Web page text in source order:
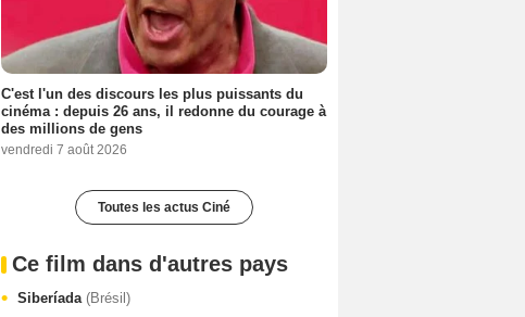
C'est l'un des discours les plus puissants du
cinéma : depuis 26 ans, il redonne du courage à
des millions de gens
vendredi 7 août 2026
Toutes les actus Ciné
Ce film dans d'autres pays
Siberíada (Brésil)